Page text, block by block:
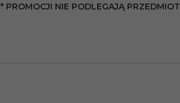
* PROMOCJI NIE PODLEGAJĄ